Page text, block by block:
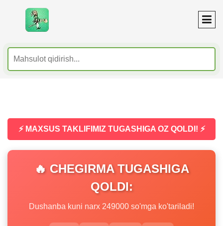
⚡ MAXSUS TAKLIFIMIZ TUGASHIGA OZ QOLDI! ⚡
🔥 CHEGIRMA TUGASHIGA
QOLDI:
Dushanba kuni narx 249000 so'mga ko'tariladi!